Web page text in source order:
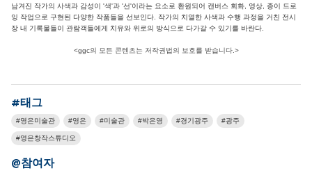
남겨진 작가의 사색과 감성이 '색'과 '선'이라는 요소로 환원되어 캔버스 회화, 영상, 종이 드로
잉 작업으로 구현된 다양한 작품들을 선보인다. 작가의 치열한 사색과 수행 과정을 거친 전시
장 내 기록물들이 관람객들에게 치유와 위로의 방식으로 다가갈 수 있기를 바란다.
<ggc의 모든 콘텐츠는 저작권법의 보호를 받습니다.>
#태그
영은미술관 영은 미술관 박은영 경기광주 광주
영은창작스튜디오
@참여자